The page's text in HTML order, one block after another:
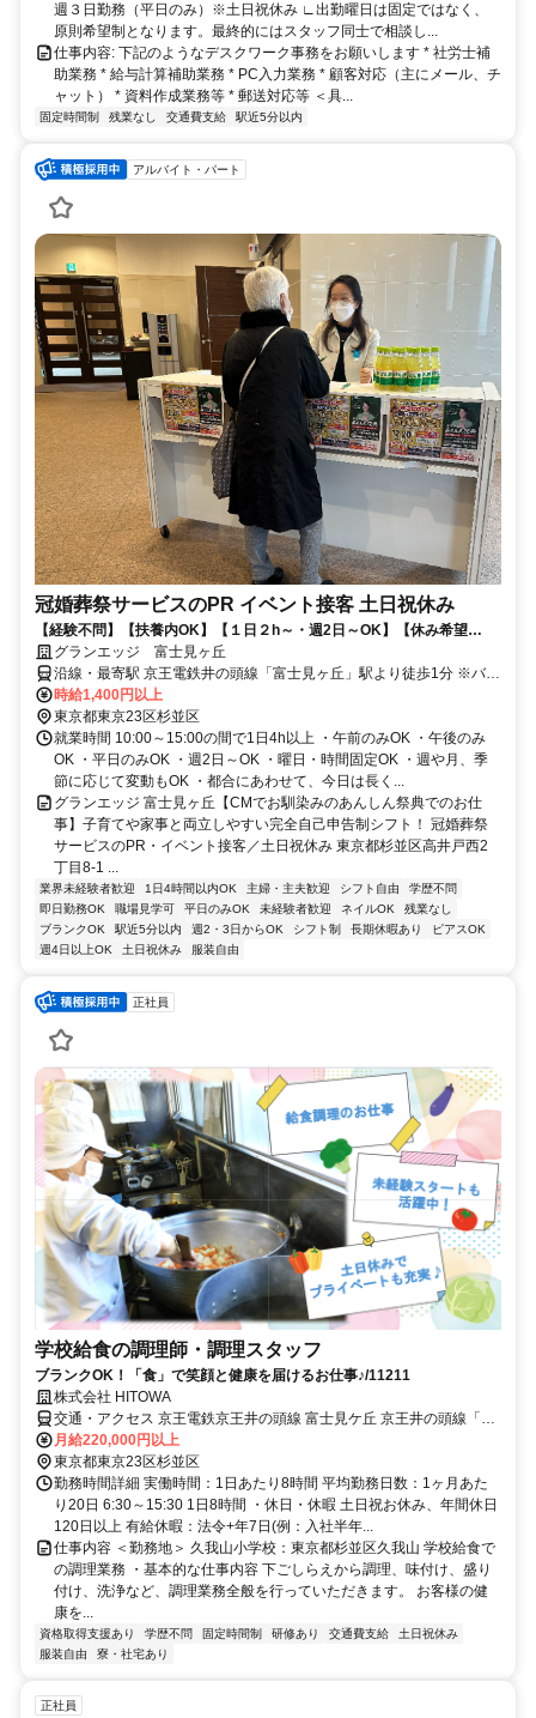
週３日勤務（平日のみ）※土日祝休み ∟出勤曜日は固定ではなく、
原則希望制となります。最終的にはスタッフ同士で相談し...
仕事内容: 下記のようなデスクワーク事務をお願いします * 社労士補
助業務 * 給与計算補助業務 * PC入力業務 * 顧客対応（主にメール、チ
ャット） * 資料作成業務等 * 郵送対応等 ＜具...
固定時間制 残業なし 交通費支給 駅近5分以内
アルバイト・パート
冠婚葬祭サービスのPR イベント接客 土日祝休み
【経験不問】【扶養内OK】【１日２h～・週2日～OK】【休み希望
100％OK】家庭優先が当たり前の環境なので無理なく家庭と両立できま
す◎急な休みや早退・遅刻などの対応も可能◎9月スタートメンバー募
集！
グランエッジ 富士見ヶ丘
沿線・最寄駅 京王電鉄井の頭線「富士見ヶ丘」駅より徒歩1分 ※バイ
ク・自転車通勤OK
時給1,400円以上
東京都東京23区杉並区
就業時間 10:00～15:00の間で1日4h以上 ・午前のみOK ・午後のみ
OK ・平日のみOK ・週2日～OK ・曜日・時間固定OK ・週や月、季
節に応じて変動もOK ・都合にあわせて、今日は長く...
グランエッジ 富士見ヶ丘【CMでお馴染みのあんしん祭典でのお仕
事】子育てや家事と両立しやすい完全自己申告制シフト！ 冠婚葬祭
サービスのPR・イベント接客／土日祝休み 東京都杉並区高井戸西2
丁目8-1 ...
業界未経験者歓迎 1日4時間以内OK 主婦・主夫歓迎 シフト自由
学歴不問
即日勤務OK
職場見学可 平日のみOK 未経験者歓迎 ネイルOK
残業なし
ブランクOK
駅近5分以内 週2・3日からOK シフト制 長期休暇あり
ピアスOK
週4日以上OK
土日祝休み 服装自由
正社員
学校給食の調理師・調理スタッフ
ブランクOK！「食」で笑顔と健康を届けるお仕事♪/11211
株式会社 HITOWA
交通・アクセス 京王電鉄京王井の頭線 富士見ケ丘 京王井の頭線「富
士見ヶ丘駅」/徒歩4分
月給220,000円以上
東京都東京23区杉並区
勤務時間詳細 実働時間：1日あたり8時間 平均勤務日数：1ヶ月あた
り20日 6:30～15:30 1日8時間 ・休日・休暇 土日祝お休み、年間休日
120日以上 有給休暇：法令+年7日(例：入社半年...
仕事内容 ＜勤務地＞ 久我山小学校：東京都杉並区久我山 学校給食で
の調理業務 ・基本的な仕事内容 下ごしらえから調理、味付け、盛り
付け、洗浄など、調理業務全般を行っていただきます。 お客様の健
康を...
資格取得支援あり 学歴不問 固定時間制 研修あり 交通費支給
土日祝休み
服装自由
寮・社宅あり
正社員